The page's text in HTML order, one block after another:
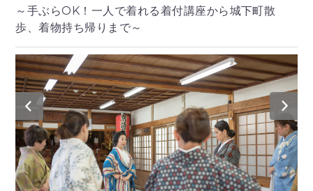
～手ぶらOK！一人で着れる着付講座から城下町散
歩、着物持ち帰りまで～